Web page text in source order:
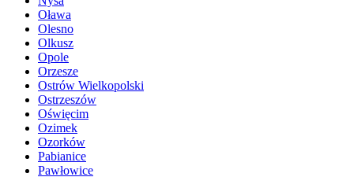
Oława
Olesno
Olkusz
Opole
Orzesze
Ostrów Wielkopolski
Ostrzeszów
Oświęcim
Ozimek
Ozorków
Pabianice
Pawłowice